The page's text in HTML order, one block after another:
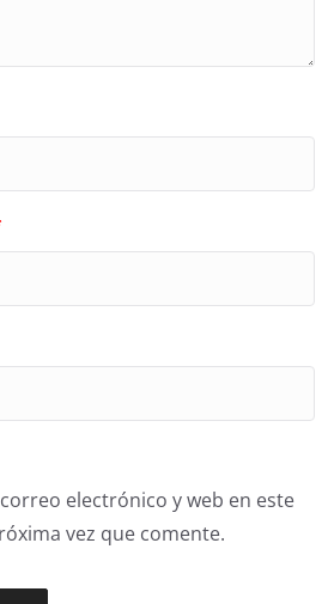
electrónico y web en este
vez que comente.